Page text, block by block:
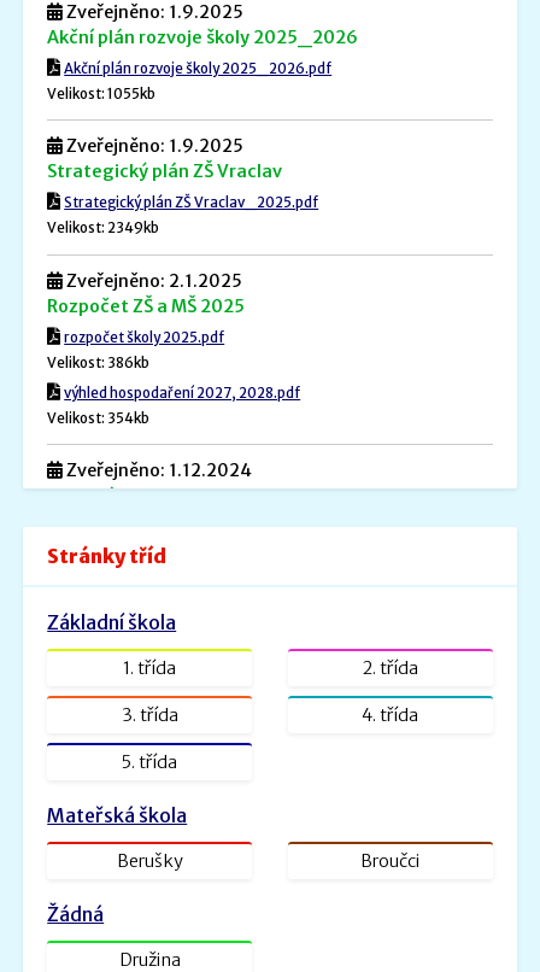
Zveřejněno: 1.9.2025
Akční plán rozvoje školy 2025_2026
Akční plán rozvoje školy 2025_2026.pdf
Velikost: 1055kb
Zveřejněno: 1.9.2025
Strategický plán ZŠ Vraclav
Strategický plán ZŠ Vraclav_2025.pdf
Velikost: 2349kb
Zveřejněno: 2.1.2025
Rozpočet ZŠ a MŠ 2025
rozpočet školy 2025.pdf
Velikost: 386kb
výhled hospodaření 2027, 2028.pdf
Velikost: 354kb
Zveřejněno: 1.12.2024
Povinné informace
Povinné informace.pdf
Velikost: 240kb
ŠVP PV _ MŠ Rybička
ŠVP PV Rybička_web.doc.pdf
Zveřejněno: 31.1.2022
ŠVP - Veselá školička
Velikost: 2227kb
Stránky tříd
Základní škola
1. třída 2. třída
3. třída 4. třída
5. třída
Mateřská škola
Berušky Broučci
Žádná
Družina